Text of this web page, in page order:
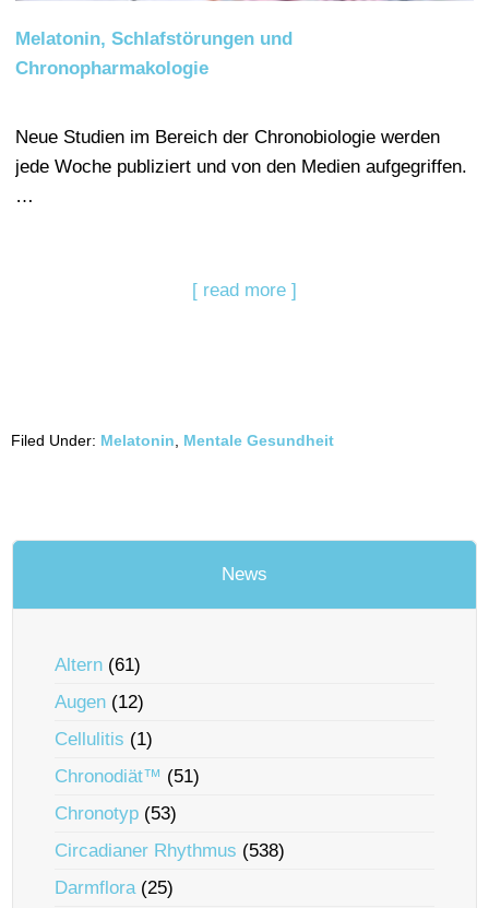
Melatonin, Schlafstörungen und
Chronopharmakologie
Neue Studien im Bereich der Chronobiologie werden
jede Woche publiziert und von den Medien aufgegriffen.
…
[ read more ]
Filed Under: Melatonin Mentale Gesundheit
News
Altern (61)
Augen (12)
Cellulitis (1)
Chronodiät™ (51)
Chronotyp (53)
Circadianer Rhythmus (538)
Darmflora(25)